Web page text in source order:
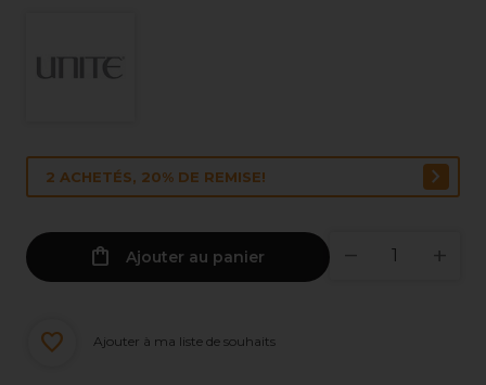
2 ACHETÉS, 20% DE REMISE!
Ajouter au panier
Ajouter à ma liste de souhaits